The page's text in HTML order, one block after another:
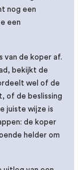
nog een
een
van de koper af.
bekijkt de
wel of de
of de beslissing
juiste wijze is
de koper
helder om